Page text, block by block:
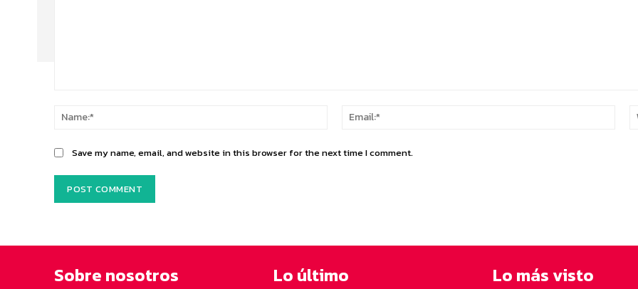
Name:*
Save my name, email, and website in this browser for the next time I comment.
Sobre nosotros Lo último Lo más visto